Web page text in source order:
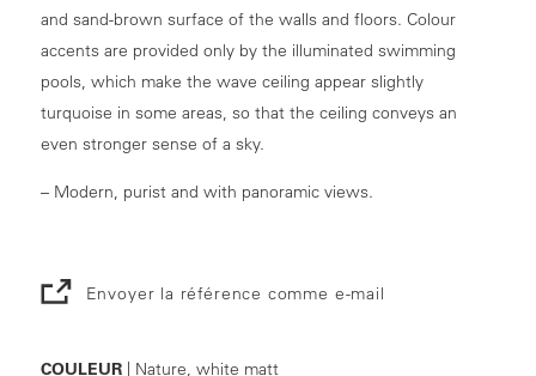
and sand-brown surface of the walls and floors. Colour
accents are provided only by the illuminated swimming
pools, which make the wave ceiling appear slightly
turquoise in some areas, so that the ceiling conveys an
even stronger sense of a sky.
– Modern, purist and with panoramic views.
Envoyer la référence comme e-mail
COULEUR| Nature, white matt